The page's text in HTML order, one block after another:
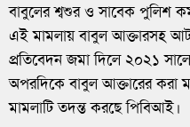
বাবুলের শ্বশুর ও সাবেক পুলিশ
এই মামলায় বাবুল আক্তারসহ
প্রতিবেদন জমা দিলে ২০২১
অপরদিকে বাবুল আক্তারের করা
মামলাটি তদন্ত করছে পিবিআই।